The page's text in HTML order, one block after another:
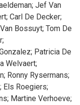
; Jef Van
; Carl De Decker;
Van Bossuyt; Tom De
;
; Patricia De
Welvaert;
; Ronny Rysermans;
; Els Roegiers;
; Martine Verhoeve;